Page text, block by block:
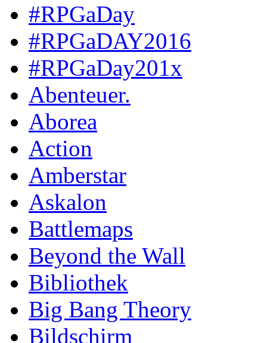
#RPGaDay
#RPGaDAY2016
#RPGaDay201x
Abenteuer.
Aborea
Action
Amberstar
Askalon
Battlemaps
Beyond the Wall
Bibliothek
Big Bang Theory
Bildschirm